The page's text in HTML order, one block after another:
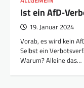
Ist ein AfD-
19. Januar 2024
Vorab, es wird kein
Selbst ein
Warum? Alleine das…